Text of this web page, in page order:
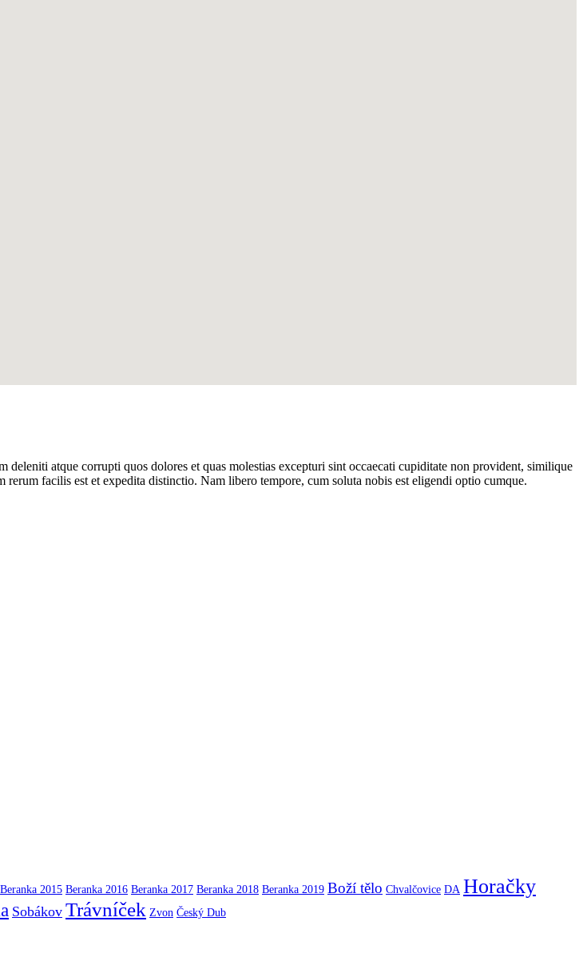
atque corrupti quos dolores et quas molestias excepturi sint occaecati cupiditate non provident, similique
facilis est et expedita distinctio. Nam libero tempore, cum soluta nobis est eligendi optio cumque.
Beranka 2015 Beranka 2016 Beranka 2017 Beranka 2018 Beranka 2019 Boží tělo Chvalčovice DA Horačky
Sobákov Trávníček Zvon Český Dub